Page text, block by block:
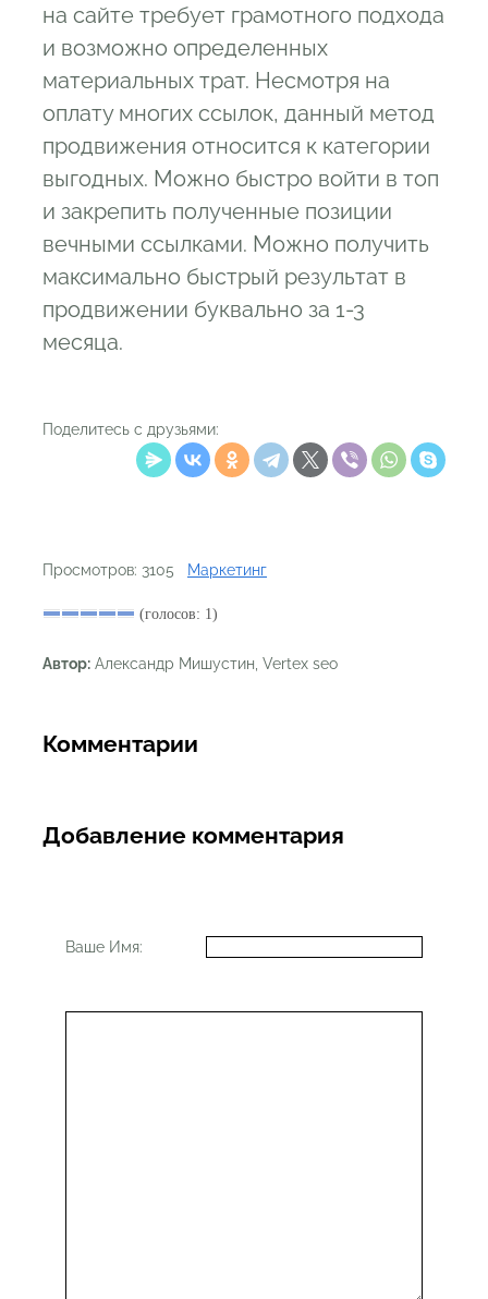
на сайте требует грамотного подхода
и возможно определенных
материальных трат. Несмотря на
оплату многих ссылок, данный метод
продвижения относится к категории
выгодных. Можно быстро войти в топ
и закрепить полученные позиции
вечными ссылками. Можно получить
максимально быстрый результат в
продвижении буквально за 1-3
месяца.
Поделитесь с друзьями:
Просмотров: 3105 Маркетинг
(голосов: 1)
Автор: Александр Мишустин, Vertex seo
Комментарии
Добавление комментария
Ваше Имя: